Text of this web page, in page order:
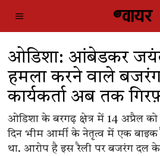
ओडिशा: आंबेडकर
हमला करने वाले
कार्यकर्ता अब तक
ओडिशा के बरगढ़ क्षेत्र में 14 अप्रैल
दिन भीम आर्मी के नेतृत्व में एक
था. आरोप है इस रैली पर बजरंग दल